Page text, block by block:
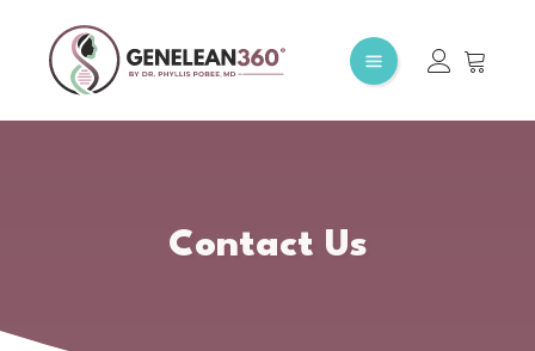
Contact Us